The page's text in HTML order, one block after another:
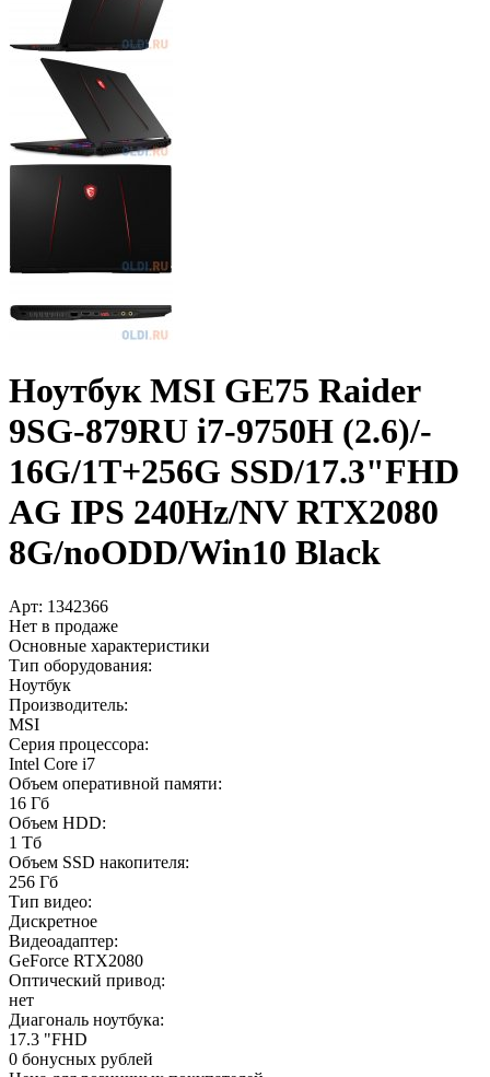
Ноутбук MSI GE75 Raider
9SG-879RU i7-9750H (2.6)/­
16G/­1T+­256G SSD/­17.3"FHD
AG IPS 240Hz/­NV RTX2080
8G/­noODD/­Win10 Black
Арт: 1342366
Нет в продаже
Основные характеристики
Тип оборудования:
Ноутбук
Производитель:
MSI
Серия процессора:
Intel Core i7
Объем оперативной памяти:
16 Гб
Объем HDD:
1 Тб
Объем SSD накопителя:
256 Гб
Тип видео:
Дискретное
Видеоадаптер:
GeForce RTX2080
Оптический привод:
нет
Диагональ ноутбука:
17.3 "FHD
0 бонусных рублей